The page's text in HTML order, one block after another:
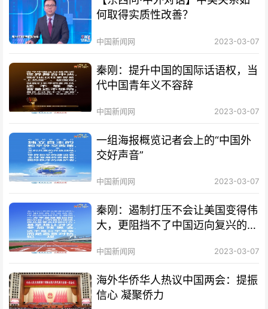
何取得实质性改善？
中国新闻网 2023-03-07
秦刚：提升中国的国际话语权，当
代中国青年义不容辞
中国新闻网 2023-03-07
一组海报概览记者会上的“中国外
交好声音”
中国新闻网 2023-03-07
秦刚：遏制打压不会让美国变得伟
大，更阻挡不了中国迈向复兴的步
中国新闻网 2023-03-07
海外华侨华人热议中国两会：提振
信心 凝聚侨力